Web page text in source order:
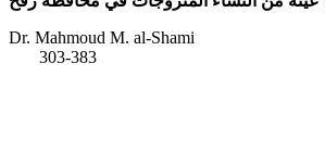
Dr.
303-383